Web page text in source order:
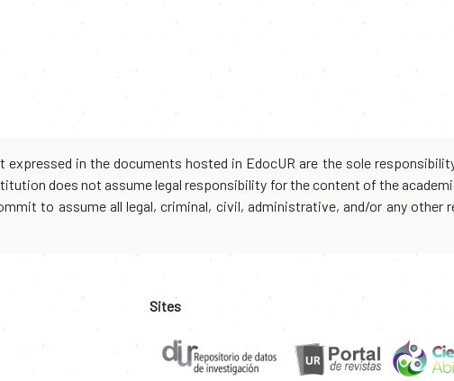
expressed in the documents hosted in EdocUR are the sole
does not assume legal responsibility for the content of the
to assume all legal, criminal, civil, administrative, and/or any
Sites